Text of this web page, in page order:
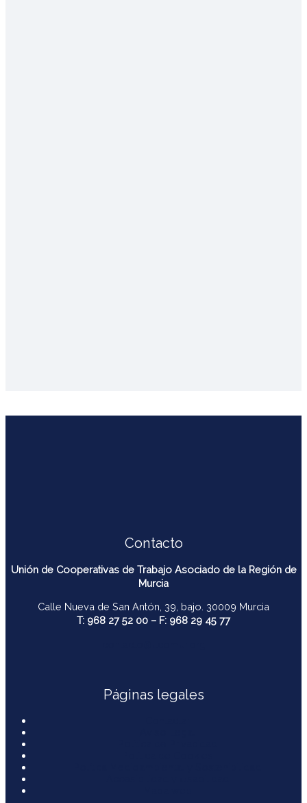
Contacto
Unión de Cooperativas de Trabajo Asociado de la Región de
Murcia
Calle Nueva de San Antón, 39, bajo. 30009 Murcia
T: 968 27 52 00 – F: 968 29 45 77
Páginas legales